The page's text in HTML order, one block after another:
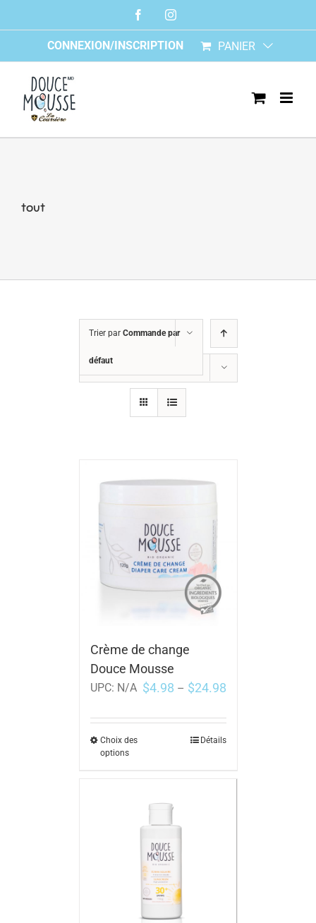
FacebookInstagram
CONNEXION/INSCRIPTION PANIER
tout
Trier par Commande par
défaut
Crème de change
Douce Mousse
UPC: N/A $4.98 – $24.98
Choix des
options
Détails